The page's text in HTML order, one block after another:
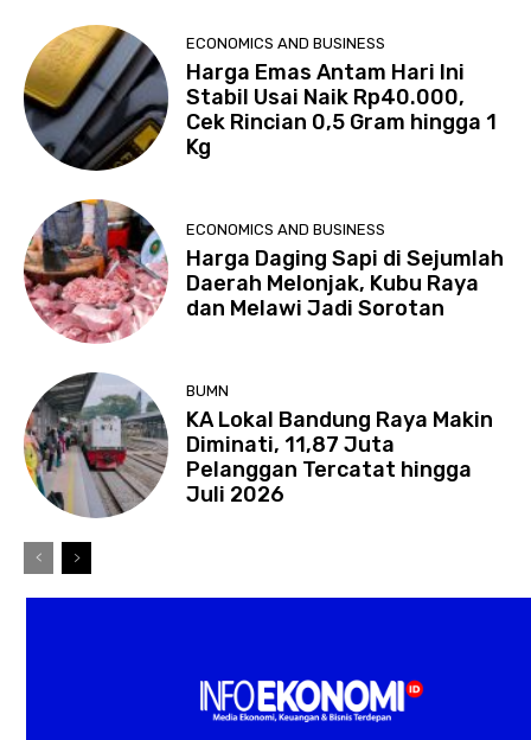
ECONOMICS AND BUSINESS
Harga Emas Antam Hari Ini
Stabil Usai Naik Rp40.000,
Cek Rincian 0,5 Gram hingga 1
Kg
ECONOMICS AND BUSINESS
Harga Daging Sapi di Sejumlah
Daerah Melonjak, Kubu Raya
dan Melawi Jadi Sorotan
BUMN
KA Lokal Bandung Raya Makin
Diminati, 11,87 Juta
Pelanggan Tercatat hingga
Juli 2026